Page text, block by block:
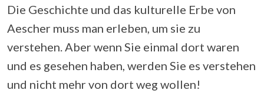
Die Geschichte und das kulturelle Erbe von
Aescher muss man erleben, um sie zu
verstehen. Aber wenn Sie einmal dort waren
und es gesehen haben, werden Sie es verstehen
und nicht mehr von dort weg wollen!